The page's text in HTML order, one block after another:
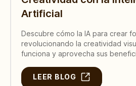
Artificial
Descubre cómo la IA para crear
revolucionando la creatividad
funciona y aprovecha sus
LEER BLOG